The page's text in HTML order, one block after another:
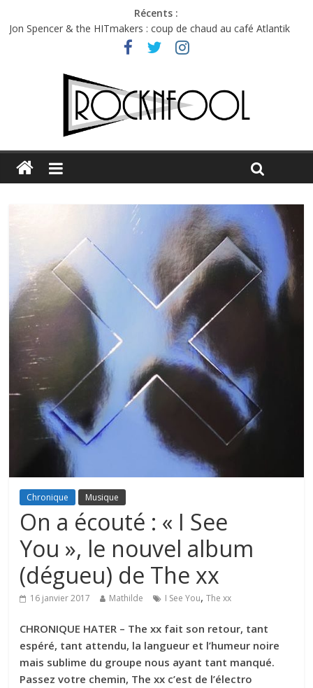
Récents :
Jon Spencer & the HITmakers : coup de chaud au café Atlantik
Hellfest 2026 vendredi : température et émotions en hausse
Hellfest 2026 jeudi : impossible de choisir entre chaleur et bonne
Première édition du Midgard Festival : entre bière, métal et
Charlie Puth à l’Olympia : la leçon de pop du Professeur Puth
Chronique Musique
On a écouté : « I See
You », le nouvel album
(dégueu) de The xx
16 janvier 2017 Mathilde I See You,The xx
CHRONIQUE HATER – The xx fait son retour, tant
espéré, tant attendu, la langueur et l’humeur noire
mais sublime du groupe nous ayant tant manqué.
Passez votre chemin, The xx c’est de l’électro